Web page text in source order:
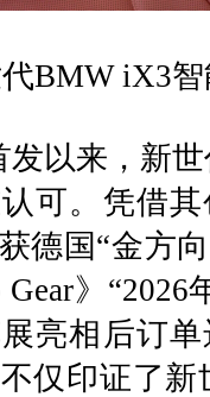
BMW iX3
发以来，新
可。凭借
德国“金方
Gear》“2026
亮相后订
仅印证了新